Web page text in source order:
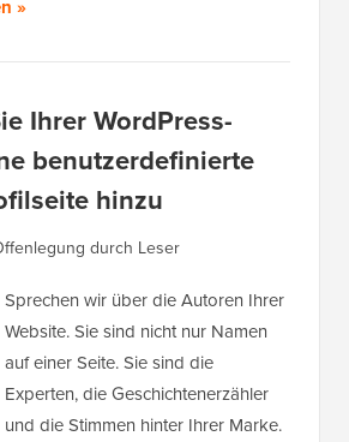
»
Ihrer WordPress-
benutzerdefinierte
hinzu
durch Leser
Sprechen wir über die Autoren Ihrer
Website. Sie sind nicht nur Namen
auf einer Seite. Sie sind die
Experten, die Geschichtenerzähler
und die Stimmen hinter Ihrer Marke.